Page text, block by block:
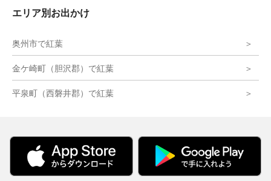
エリア別お出かけ
奥州市で紅葉
金ケ崎町（胆沢郡）で紅葉
平泉町（西磐井郡）で紅葉